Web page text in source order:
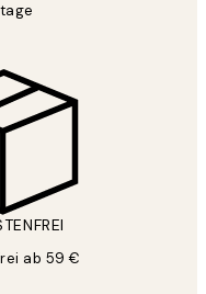
ab 59 €